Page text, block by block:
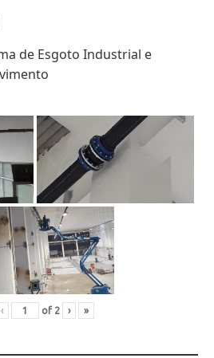
de Esgoto Industrial e
‹ of 2 › »